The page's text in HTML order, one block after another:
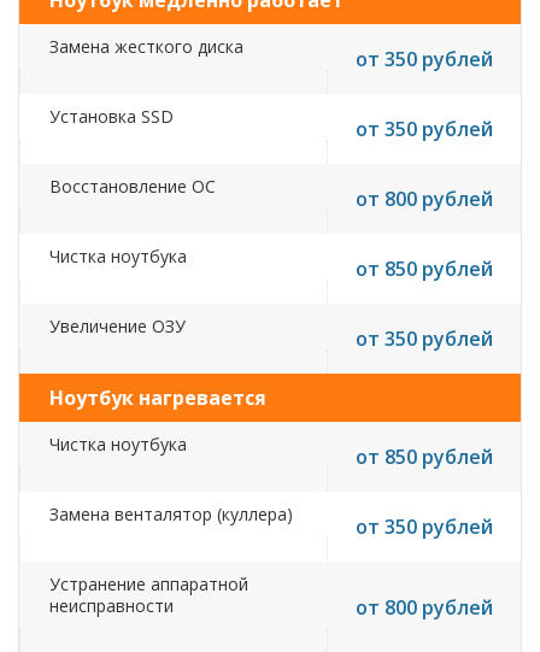
Замена жесткого диска от 350 рублей
Установка SSD от 350 рублей
Восстановление ОС от 800 рублей
Чистка ноутбука от 850 рублей
Увеличение ОЗУ от 350 рублей
Ноутбук нагревается
Чистка ноутбука от 850 рублей
Замена венталятор (куллера) от 350 рублей
Устранение аппаратной
неисправности
от 800 рублей